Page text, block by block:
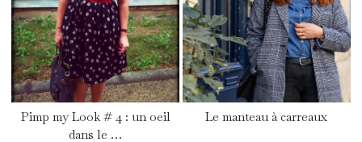
Pimp my Look # 4 : un oeil
dans le …
Le manteau à carreaux